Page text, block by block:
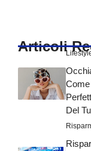
Articoli
Del